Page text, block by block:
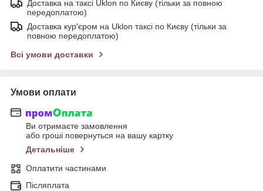
Доставка на таксі Uklon по Києву (тільки за повною
передоплатою)
Доставка кур'єром на Uklon таксі по Києву (тільки за
повною передоплатою)
Всі умови доставки
Умови оплати
Ви отримаєте замовлення
або гроші повернуться на вашу картку
Детальніше
Оплатити частинами
Післяплата